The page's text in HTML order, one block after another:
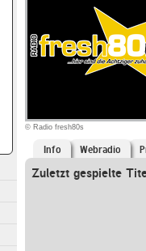
© Radio fresh80s
Info Webradio
Zuletzt gespielte